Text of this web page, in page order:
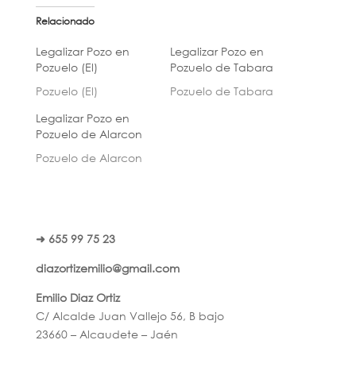
Relacionado
Legalizar Pozo en
Pozuelo (El)
Pozuelo (El)
Legalizar Pozo en
Pozuelo de Tabara
Pozuelo de Tabara
Legalizar Pozo en
Pozuelo de Alarcon
Pozuelo de Alarcon
➜ 655 99 75 23
diazortizemilio@gmail.com
Emilio Diaz Ortiz
C/ Alcalde Juan Vallejo 56, B bajo
23660 – Alcaudete – Jaén